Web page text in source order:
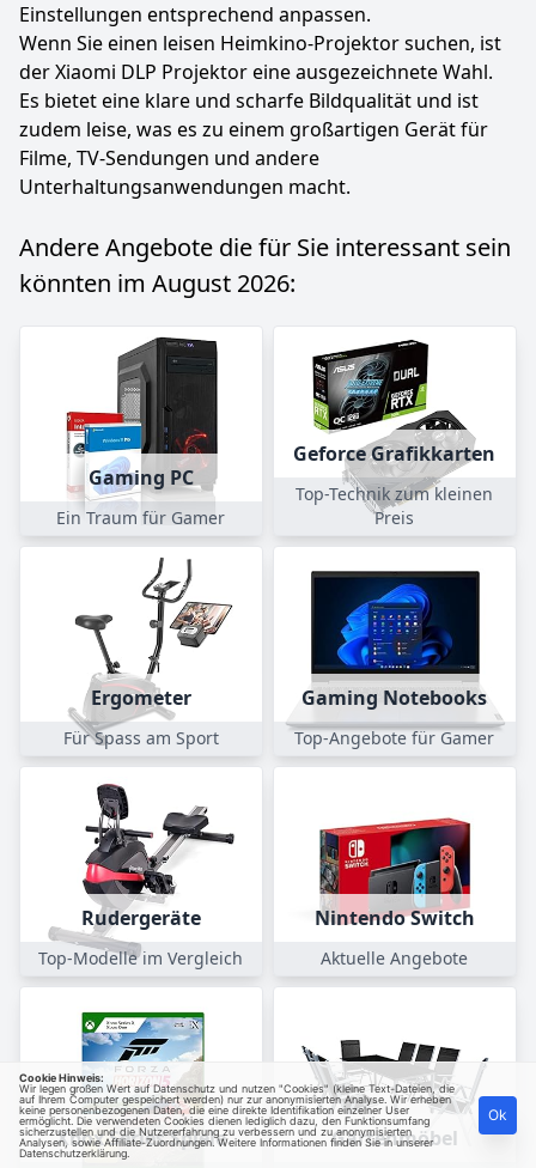
Einstellungen entsprechend anpassen.
Wenn Sie einen leisen Heimkino-Projektor suchen, ist
der Xiaomi DLP Projektor eine ausgezeichnete Wahl.
Es bietet eine klare und scharfe Bildqualität und ist
zudem leise, was es zu einem großartigen Gerät für
Filme, TV-Sendungen und andere
Unterhaltungsanwendungen macht.
Andere Angebote die für Sie interessant sein
könnten im August 2026:
Gaming PC
Ein Traum für Gamer
Geforce Grafikkarten
Top-Technik zum kleinen
Preis
Ergometer
Für Spass am Sport
Gaming Notebooks
Top-Angebote für Gamer
Rudergeräte
Top-Modelle im Vergleich
Nintendo Switch
Aktuelle Angebote
Xbox Series Spiele Gartenmöbel
Cookie Hinweis:
Wir legen großen Wert auf Datenschutz und nutzen "Cookies" (kleine Text-Dateien, die
auf Ihrem Computer gespeichert werden) nur zur anonymisierten Analyse. Wir erheben
keine personenbezogenen Daten, die eine direkte Identifikation einzelner User
ermöglicht. Die verwendeten Cookies dienen lediglich dazu, den Funktionsumfang
sicherzustellen und die Nutzererfahrung zu verbessern und zu anonymisierten
Analysen, sowie Affiliate-Zuordnungen. Weitere Informationen finden Sie in unserer
Datenschutzerklärung
Ok